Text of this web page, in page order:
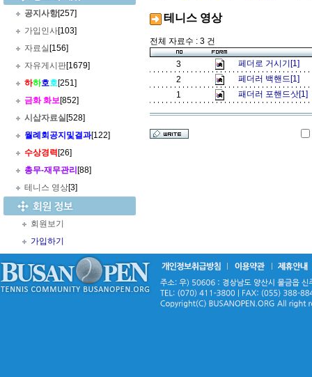
공지사항[257]
가입인사[103]
자료실 [156]
자유게시판[1679]
하하호호[251]
금화 화보[852]
시삽자료실 [528]
월례회공지및결과[122]
수상경력 [26]
총무-재무관리 [88]
테니스 영상[3]
회원보기
가입하기
테니스 영상
전체 자료수 : 3 건
3
페더로 거시기[1]
2
페더러 백핸드[1]
1
패더러 포핸드삿[1]